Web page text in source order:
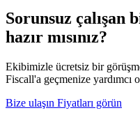
Sorunsuz çalışan
hazır mısınız?
Ekibimizle ücretsiz bir
Fiscall'a geçmenize yardımcı
Bize ulaşın Fiyatları görün